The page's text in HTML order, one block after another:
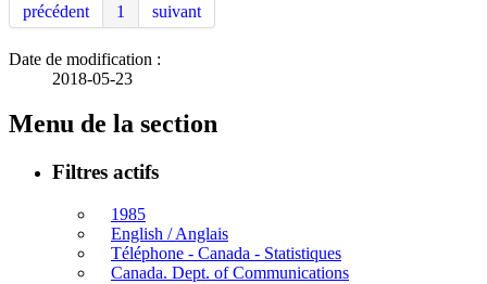
précédent 1 suivant
Date de modification :
2018-05-23
Menu de la section
Filtres actifs
1985
English / Anglais
Téléphone - Canada - Statistiques
Canada. Dept. of Communications